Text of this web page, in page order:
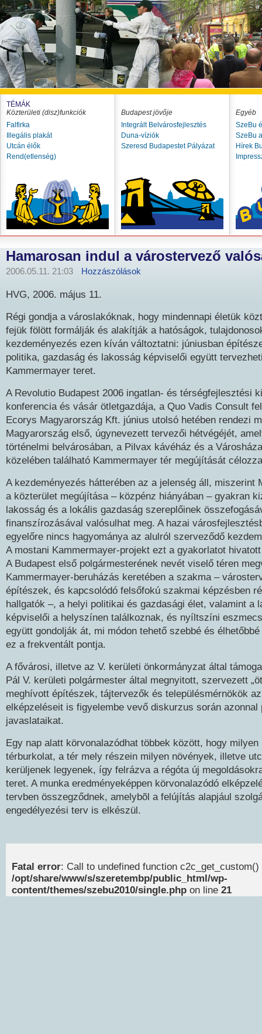
TÉMÁK
Közterületi (disz)funkciók
Falfirka
Illegális plakát
Utcán élők
Rend(etlenség)
Budapest jövője
Integrált Belvárosfejlesztés
Duna-víziók
Szeresd Budapestet Pályázat
Egyéb
SzeBu
SzeBu
Hírek
Hamarosan indul a várostervező
2006.05.11. 21:03 Hozzászólások
HVG, 2006. május 11.
Régi gondja a városlakóknak, hogy mindennapi életük
fejük fölött formálják és alakítják a hatóságok,
kezdeményezés ezen kíván változtatni: júniusban
politika, gazdaság és lakosság képviselői együtt
Kammermayer teret.
A Revolutio Budapest 2006 ingatlan- és térségfejlesztési
konferencia és vásár ötletgazdája, a Quo Vadis Consult
Ecorys Magyarország Kft. június utolsó hetében rendezi
Magyarország első, úgynevezett tervezői hétvégéjét,
történelmi belvárosában, a Pilvax kávéház és a
közelében található Kammermayer tér megújítását
A kezdeményezés hátterében az a jelenség áll, miszerint
a közterület megújítása – közpénz hiányában – gyakran
lakosság és a lokális gazdaság szereplőinek
finanszírozásával valósulhat meg. A hazai
egyelőre nincs hagyománya az alulról szerveződő
A mostani Kammermayer-projekt ezt a gyakorlatot
A Budapest első polgármesterének nevét viselő téren
Kammermayer-beruházás keretében a szakma –
építészek, és kapcsolódó felsőfokú szakmai képzésben
hallgatók –, a helyi politikai és gazdasági élet, valamint a
képviselői a helyszínen találkoznak, és nyíltszíni
együtt gondolják át, mi módon tehető szebbé és
ez a frekventált pontja.
A fővárosi, illetve az V. kerületi önkormányzat által
Pál V. kerületi polgármester által megnyitott, szervezett
meghívott építészek, tájtervezők és településmérnökök
elképzeléseit is figyelembe vevő diskurzus során azonnal
javaslataikat.
Egy nap alatt körvonalazódhat többek között, hogy milyen
térburkolat, a tér mely részein milyen növények, illetve
kerüljenek legyenek, így felrázva a régóta új
teret. A munka eredményeképpen körvonalazódó
tervben összegződnek, amelybõl a felújítás alapjául
engedélyezési terv is elkészül.
Fatal error: Call to undefined function c2c_get_custom()
/opt/share/www/s/szeretembp/public_html/wp-
content/themes/szebu2010/single.php on line 21